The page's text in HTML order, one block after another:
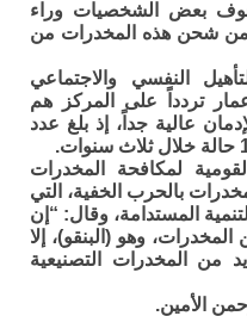
بعض الشخصيات وراء
من شحن هذه المخدرات من
النفسي والاجتماعي
تردداً على المركز هم
عالية جداً، إذ بلغ عدد
لمكافحة المخدرات
بالحرب الخفية، التي
المستدامة، وقال: “إن
وهو (البنقو)، إلا
من المخدرات التصنيعية
الأمين.